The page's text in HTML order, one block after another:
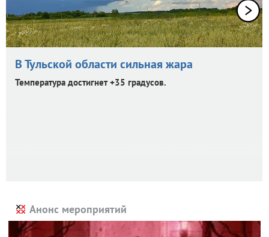
В Тульской области сильная жара
Температура достигнет +35 градусов.
Анонс мероприятий